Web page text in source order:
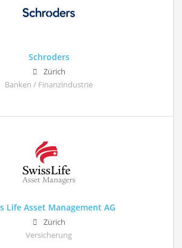
Schroders
Zürich
Banken / Finanzindustrie
Life Asset Management AG
Zürich
Versicherung